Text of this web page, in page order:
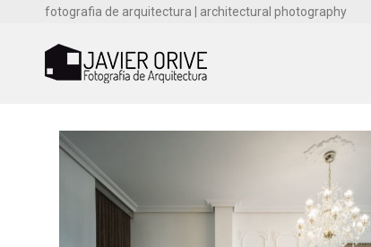
fotografia de arquitectura | architectural photography